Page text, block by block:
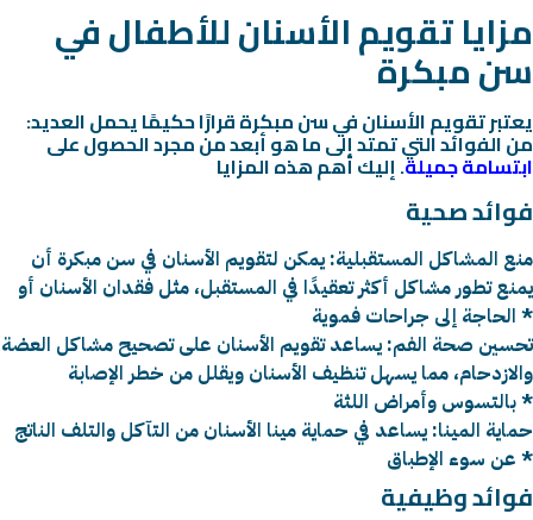
مزايا تقويم الأسنان للأطفال في
سن مبكرة
:يعتبر تقويم الأسنان في سن مبكرة قرارًا حكيمًا يحمل العديد
من الفوائد التي تمتد إلى ما هو أبعد من مجرد الحصول على
ابتسامة جميلة. إليك أهم هذه المزايا
فوائد صحية
منع المشاكل المستقبلية: يمكن لتقويم الأسنان في سن مبكرة أن
يمنع تطور مشاكل أكثر تعقيدًا في المستقبل، مثل فقدان الأسنان أو
الحاجة إلى جراحات فموية *
تحسين صحة الفم: يساعد تقويم الأسنان على تصحيح مشاكل العضة
والازدحام، مما يسهل تنظيف الأسنان ويقلل من خطر الإصابة
بالتسوس وأمراض اللثة *
حماية المينا: يساعد في حماية مينا الأسنان من التآكل والتلف الناتج
عن سوء الإطباق *
فوائد وظيفية